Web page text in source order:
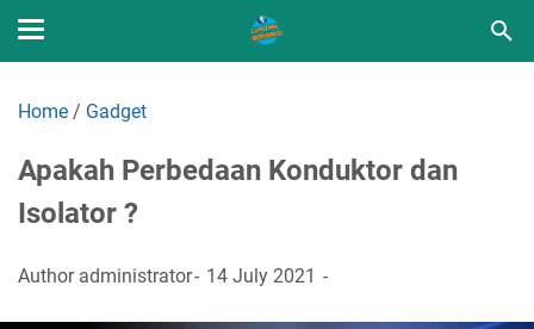
Home / Gadget
Apakah Perbedaan Konduktor dan
Isolator ?
Author administrator 14 July 2021